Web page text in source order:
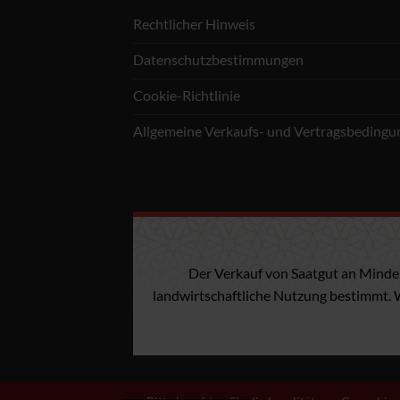
Rechtlicher Hinweis
Datenschutzbestimmungen
Cookie-Richtlinie
Allgemeine Verkaufs- und
Der Verkauf von Saatgut an
landwirtschaftliche Nutzung bestimmt.